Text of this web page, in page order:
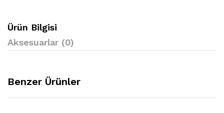
Ürün Bilgisi
Aksesuarlar (0)
Benzer Ürünler